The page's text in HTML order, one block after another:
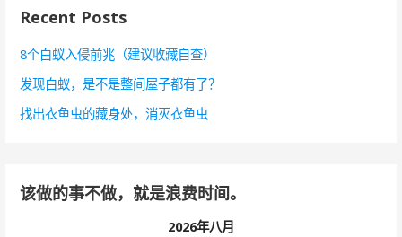
Recent Posts
8个白蚁入侵前兆（建议收藏自查）
发现白蚁，是不是整间屋子都有了？
找出衣鱼虫的藏身处，消灭衣鱼虫
该做的事不做，就是浪费时间。
2026年八月